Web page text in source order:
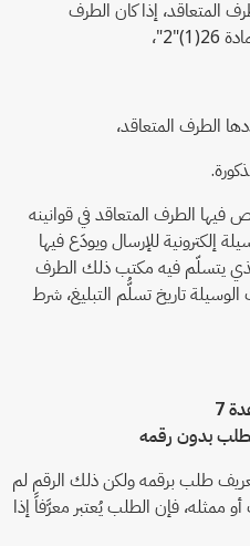
المتعاقد، إذا كان الطرف
فيها الطرف المتعاقد في قوانينه
إلكترونية للإرسال ويودَع فيها
الذي يتسلّم فيه مكتب ذلك الطرف
تاريخ تسلُّم التبليغ، شرط
7
بدون رقمه
طلب برقمه ولكن ذلك الرقم لم
ممثله، فإن الطلب يُعتبر معرَّفاً إذا